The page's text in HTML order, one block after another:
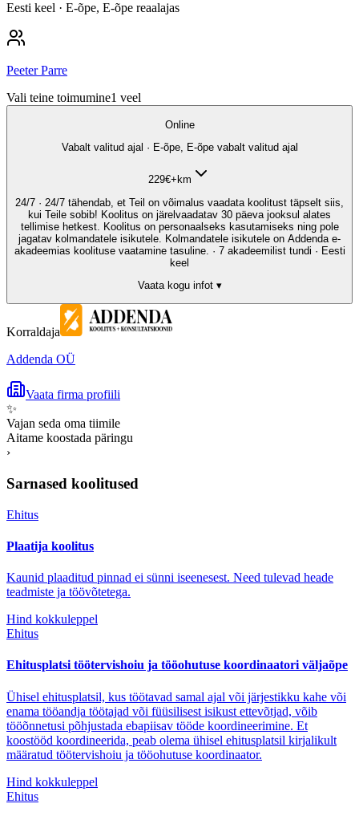
Eesti keel · E-õpe, E-õpe reaalajas
Peeter Parre
Vali teine toimumine1 veel
Online
Vabalt valitud ajal · E-õpe, E-õpe vabalt valitud ajal
229€+km
24/7 · 24/7 tähendab, et Teil on võimalus vaadata koolitust täpselt siis,
kui Teile sobib! Koolitus on järelvaadatav 30 päeva jooksul alates
tellimise hetkest. Koolitus on personaalseks kasutamiseks ning pole
jagatav kolmandatele isikutele. Kolmandatele isikutele on Addenda e-
akadeemias koolituse vaatamine tasuline. · 7 akadeemilist tundi · Eesti
keel
Vaata kogu infot ▾
Korraldaja
Addenda OÜ
Vaata firma profiili
✨
Vajan seda oma tiimile
Aitame koostada päringu
›
Sarnased koolitused
Ehitus
Plaatija koolitus
Kaunid plaaditud pinnad ei sünni iseenesest. Need tulevad heade
teadmiste ja töövõtetega.
Hind kokkuleppel
Ehitus
Ehitusplatsi töötervishoiu ja tööohutuse koordinaatori väljaõpe
Ühisel ehitusplatsil, kus töötavad samal ajal või järjestikku kahe või
enama tööandja töötajad või füüsilisest isikust ettevõtjad, võib
tööõnnetusi põhjustada ebapiisav tööde koordineerimine. Et
koostööd koordineerida, peab olema ühisel ehitusplatsil kirjalikult
määratud töötervishoiu ja tööohutuse koordinaator.
Hind kokkuleppel
Ehitus